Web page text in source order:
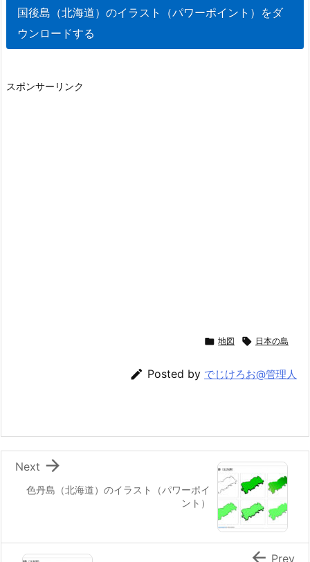
国後島（北海道）のイラスト（パワーポイント）をダ
ウンロードする
スポンサーリンク
 地図  日本の島
 Posted by でじけろお@管理人
色丹島（北海道）のイラスト（パワーポイ
ント）

Next
 Prev